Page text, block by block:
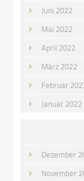
Juni 2022
Mai 2022
April 2022
März 2022
Februar
Januar 2022
Dezember
November